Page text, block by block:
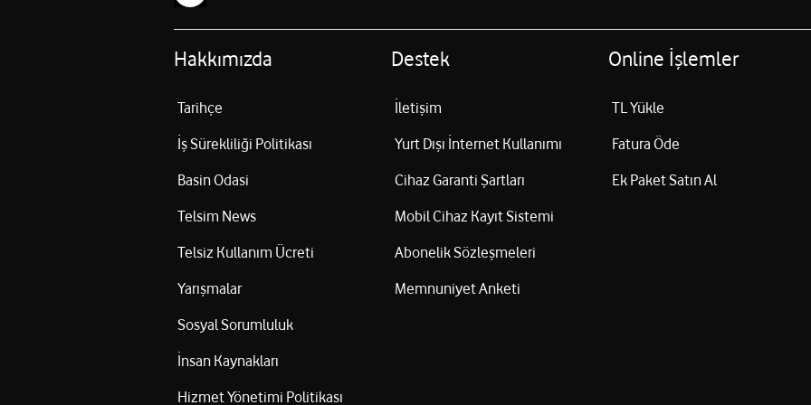
Hakkımızda
Tarihçe
İş Sürekliliği Politikası
Basin Odasi
Telsim News
Telsiz Kullanım Ücreti
Yarışmalar
Sosyal Sorumluluk
İnsan Kaynakları
Hizmet Yönetimi Politikası
Destek
İletişim
Yurt Dışı İnternet Kullanımı
Cihaz Garanti Şartları
Mobil Cihaz Kayıt Sistemi
Abonelik Sözleşmeleri
Memnuniyet Anketi
Online İşlemler
TL Yükle
Fatura Öde
Ek Paket Satın Al